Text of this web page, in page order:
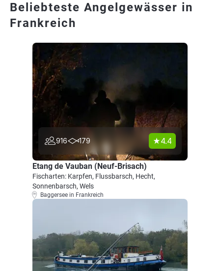
Beliebteste Angelgewässer in
Frankreich
916 179 4.4
Etang de Vauban (Neuf-Brisach)
Fischarten: Karpfen, Flussbarsch, Hecht,
Sonnenbarsch, Wels
Baggersee in Frankreich